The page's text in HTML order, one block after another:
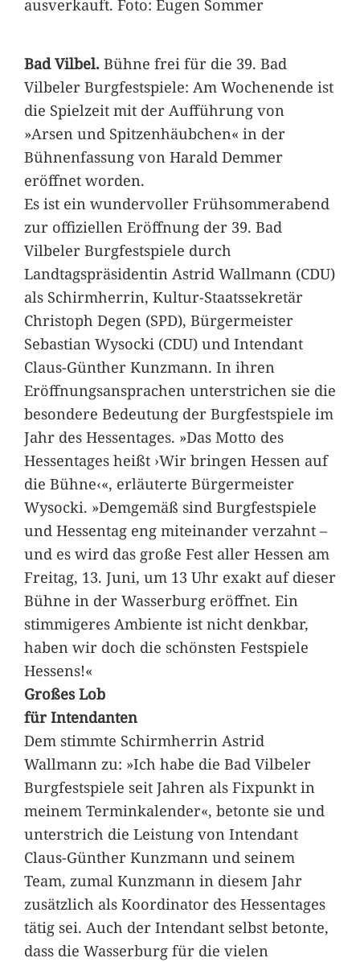
ausverkauft. Foto: Eugen Sommer
Bad Vilbel.Bühne frei für die 39. Bad
Vilbeler Burgfestspiele: Am Wochenende ist
die Spielzeit mit der Aufführung von
»Arsen und Spitzenhäubchen« in der
Bühnenfassung von Harald Demmer
eröffnet worden.
Es ist ein wundervoller Frühsommerabend
zur offiziellen Eröffnung der 39. Bad
Vilbeler Burgfestspiele durch
Landtagspräsidentin Astrid Wallmann (CDU)
als Schirmherrin, Kultur-Staatssekretär
Christoph Degen (SPD), Bürgermeister
Sebastian Wysocki (CDU) und Intendant
Claus-Günther Kunzmann. In ihren
Eröffnungsansprachen unterstrichen sie die
besondere Bedeutung der Burgfestspiele im
Jahr des Hessentages. »Das Motto des
Hessentages heißt ›Wir bringen Hessen auf
die Bühne‹«, erläuterte Bürgermeister
Wysocki. »Demgemäß sind Burgfestspiele
und Hessentag eng miteinander verzahnt –
und es wird das große Fest aller Hessen am
Freitag, 13. Juni, um 13 Uhr exakt auf dieser
Bühne in der Wasserburg eröffnet. Ein
stimmigeres Ambiente ist nicht denkbar,
haben wir doch die schönsten Festspiele
Hessens!«
Großes Lob
für Intendanten
Dem stimmte Schirmherrin Astrid
Wallmann zu: »Ich habe die Bad Vilbeler
Burgfestspiele seit Jahren als Fixpunkt in
meinem Terminkalender«, betonte sie und
unterstrich die Leistung von Intendant
Claus-Günther Kunzmann und seinem
Team, zumal Kunzmann in diesem Jahr
zusätzlich als Koordinator des Hessentages
tätig sei. Auch der Intendant selbst betonte,
dass die Wasserburg für die vielen